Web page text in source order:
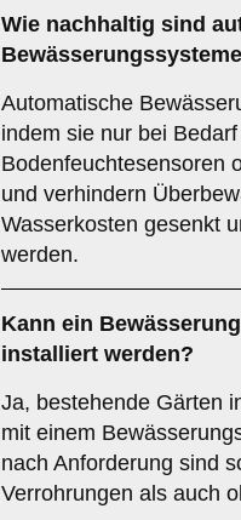
Wie nachhaltig sind
Automatische
indem sie nur bei
Bodenfeuchtesensoren
und verhindern
Wasserkosten gesenkt
werden.
Kann ein
installiert werden?
Ja, bestehende Gärten
mit einem
nach Anforderung sind
Verrohrungen als auch